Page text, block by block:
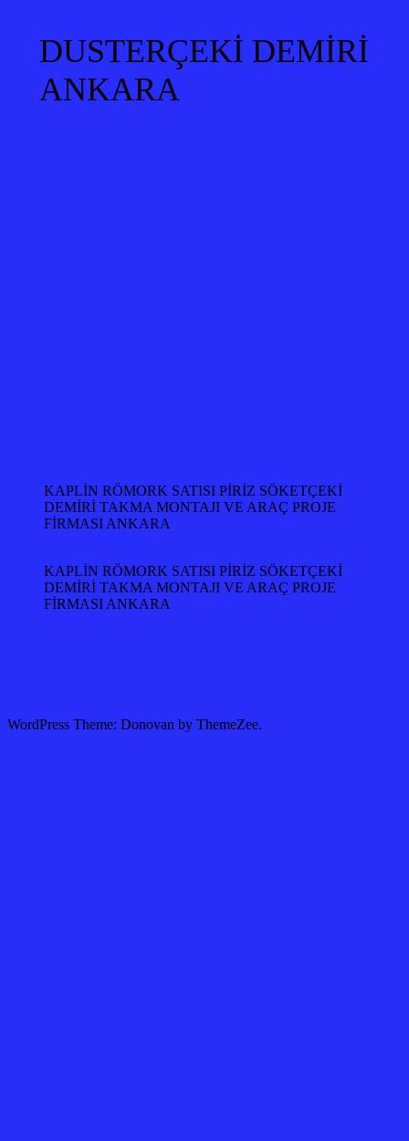
DUSTERÇEKİ DEMİRİ
ANKARA
KAPLİN RÖMORK SATISI PİRİZ SÖKETÇEKİ
DEMİRİ TAKMA MONTAJI VE ARAÇ PROJE
FİRMASI ANKARA
KAPLİN RÖMORK SATISI PİRİZ SÖKETÇEKİ
DEMİRİ TAKMA MONTAJI VE ARAÇ PROJE
FİRMASI ANKARA
WordPress Theme: Donovan by ThemeZee.